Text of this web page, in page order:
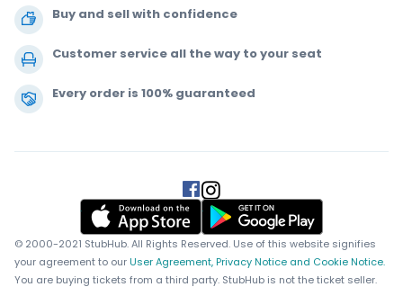
Buy and sell with confidence
Customer service all the way to your seat
Every order is 100% guaranteed
© 2000-2021 StubHub. All Rights Reserved. Use of this website signifies
your agreement to our User Agreement, Privacy Notice and Cookie Notice.
You are buying tickets from a third party. StubHub is not the ticket seller.
.
.
.